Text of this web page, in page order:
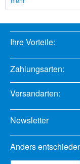
Ihre Vorteile:
Zahlungsarten:
Versandarten:
Newsletter
Anders